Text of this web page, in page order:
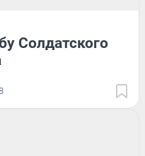
Солдатского